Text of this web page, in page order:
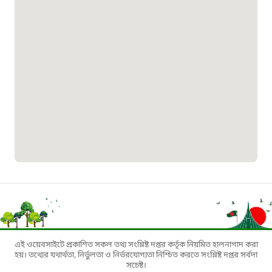
১৬৪৪৫
পাসপোর্ট বাতায়ন হটলাইন
১৬১৭১
এই ওয়েবসাইটে প্রকাশিত সকল তথ্য সংশ্লিষ্ট দপ্তর কর্তৃক নিয়মিত হালনাগাদ করা
হয়। তথ্যের যথার্থতা, নির্ভুলতা ও নির্ভরযোগ্যতা নিশ্চিত করতে সংশ্লিষ্ট দপ্তর সর্বদা
সচেষ্ট।